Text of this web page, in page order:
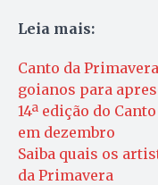
Leia mais:
Canto da
goianos para
14ª edição do
em dezembro
Saiba quais os
da Primavera